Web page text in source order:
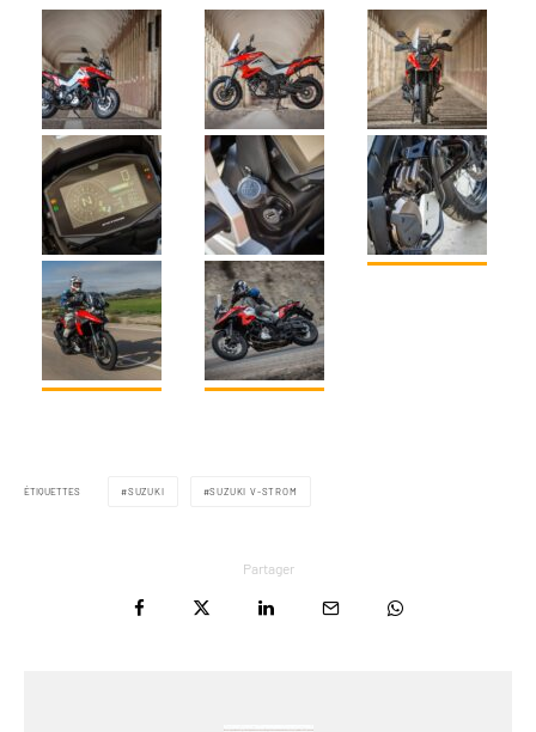
ÉTIQUETTES SUZUKI SUZUKI V-STROM
Partager